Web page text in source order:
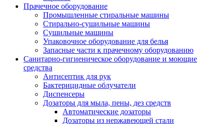
Прачечное оборудование
Промышленные стиральные машины
Стирально-сушильные машины
Сушильные машины
Упаковочное оборудование для белья
Запасные части к прачечному оборудованию
Санитарно-гигиеническое оборудование и моющие
средства
Антисептик для рук
Бактерицидные облучатели
Диспенсеры
Дозаторы для мыла, пены, дез средств
Автоматические дозаторы
Дозаторы из нержавеющей стали